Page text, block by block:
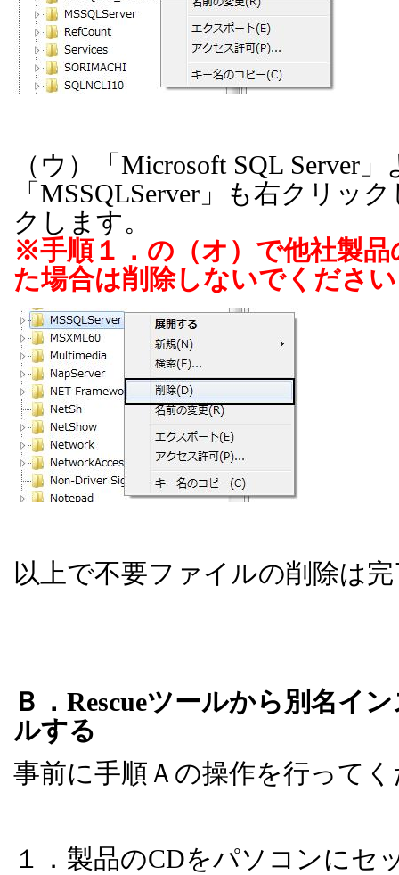
（ウ）「 Microsoft SQL Server
「 MSSQLServer 」も右クリッ
クします。
※手順１．の（オ）で他社製
た場合は削除しないでくださ
以上で不要ファイルの削除は
Ｂ． Rescueツールから別名イ
ルする
事前に手順Ａの操作を行って
１．製品のCDをパソコンにセ